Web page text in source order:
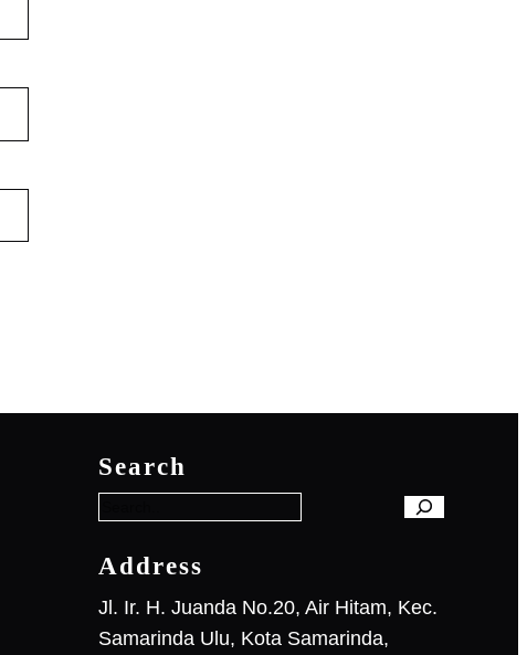
Search
e
a
Address
Jl. Ir. H. Juanda No.20, Air Hitam, Kec.
Samarinda Ulu, Kota Samarinda,